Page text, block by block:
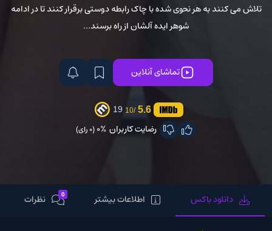
تلاش می کنند به هر نحوی شده با چاک رابطه دوستی برقرار کنند تا در ادامه
شوهر ایده آلشان از راه برسند…
تماشای آنلاین
5.6
/10
19
رضایت کاربران 0%(0 رای)
دانلود باکس اطلاعات بیشتر 0 نظرات